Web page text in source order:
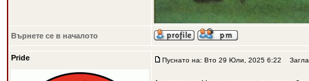
Върнете се в началото
Pride Пуснато на: Вто 29 Юли, 2025 6:22